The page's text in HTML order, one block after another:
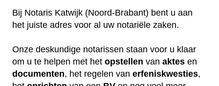
Bij Notaris Katwijk (Noord-Brabant) bent u aan
het juiste adres voor al uw notariële zaken.
Onze deskundige notarissen staan voor u klaar
om u te helpen met het opstellen van aktes en
documenten, het regelen van erfeniskwesties,